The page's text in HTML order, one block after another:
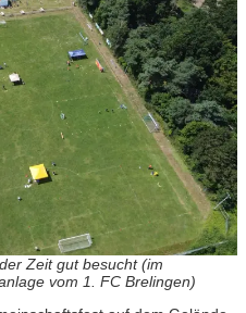
Zeit gut besucht (im
vom 1. FC Brelingen)